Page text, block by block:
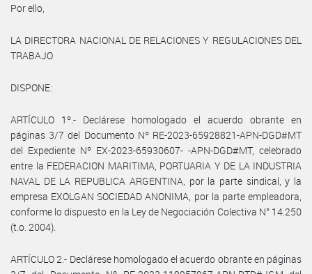
Por ello,
LA DIRECTORA NACIONAL DE RELACIONES Y REGULACIONES DEL
TRABAJO
DISPONE:
ARTÍCULO 1º.- Declárese homologado el acuerdo obrante en
páginas 3/7 del Documento Nº RE-2023-65928821-APN-DGD#MT
del Expediente Nº EX-2023-65930607- -APN-DGD#MT, celebrado
entre la FEDERACION MARITIMA, PORTUARIA Y DE LA INDUSTRIA
NAVAL DE LA REPUBLICA ARGENTINA, por la parte sindical, y la
empresa EXOLGAN SOCIEDAD ANONIMA, por la parte empleadora,
conforme lo dispuesto en la Ley de Negociación Colectiva N° 14.250
(t.o. 2004).
ARTÍCULO 2.- Declárese homologado el acuerdo obrante en páginas